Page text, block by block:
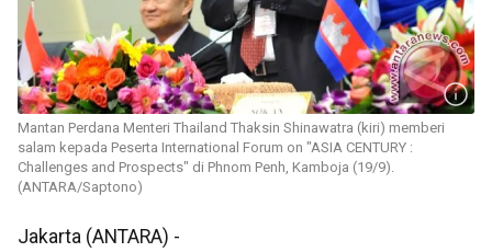
Mantan Perdana Menteri Thailand Thaksin Shinawatra (kiri) memberi
salam kepada Peserta International Forum on "ASIA CENTURY :
Challenges and Prospects" di Phnom Penh, Kamboja (19/9).
(ANTARA/Saptono)
Jakarta (ANTARA) -